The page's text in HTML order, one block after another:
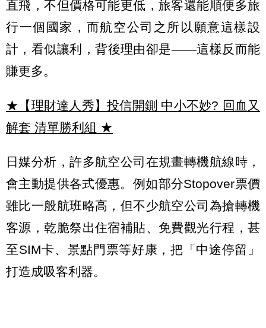
直飛，不但價格可能更低，旅客還能順便多旅
行一個國家，而航空公司之所以願意這樣設
計，看似讓利，背後理由卻是——這樣反而能
賺更多。
★【理財達人秀】投信開鍘 中小不妙? 回血又
解套 清單勝利組 ★
日媒分析，許多航空公司在規畫轉機航線時，
會主動提供各式優惠。例如部分Stopover票價
雖比一般航班略高，但不少航空公司為搶轉機
客源，乾脆祭出住宿補貼、免費觀光行程，甚
至SIM卡、景點門票等好康，把「中途停留」
打造成吸客利器。